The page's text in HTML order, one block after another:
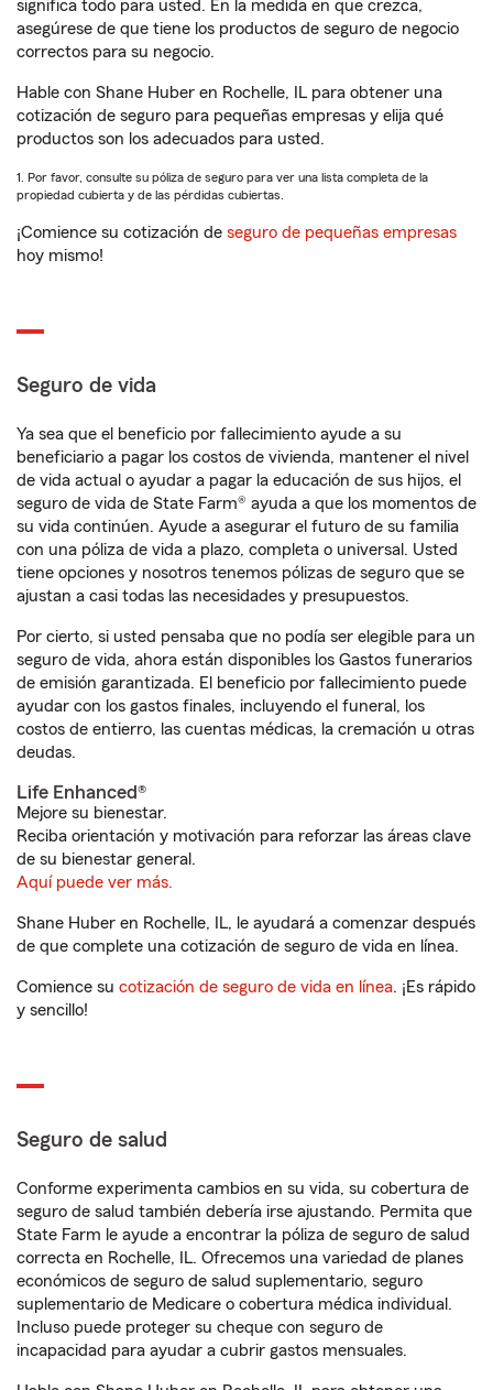
significa todo para usted. En la medida en que crezca,
asegúrese de que tiene los productos de seguro de negocio
correctos para su negocio.
Hable con Shane Huber en Rochelle, IL para obtener una
cotización de seguro para pequeñas empresas y elija qué
productos son los adecuados para usted.
1. Por favor, consulte su póliza de seguro para ver una lista completa de la
propiedad cubierta y de las pérdidas cubiertas.
¡Comience su cotización de seguro de pequeñas empresas
hoy mismo!
Seguro de vida
Ya sea que el beneficio por fallecimiento ayude a su
beneficiario a pagar los costos de vivienda, mantener el nivel
de vida actual o ayudar a pagar la educación de sus hijos, el
seguro de vida de State Farm® ayuda a que los momentos de
su vida continúen. Ayude a asegurar el futuro de su familia
con una póliza de vida a plazo, completa o universal. Usted
tiene opciones y nosotros tenemos pólizas de seguro que se
ajustan a casi todas las necesidades y presupuestos.
Por cierto, si usted pensaba que no podía ser elegible para un
seguro de vida, ahora están disponibles los Gastos funerarios
de emisión garantizada. El beneficio por fallecimiento puede
ayudar con los gastos finales, incluyendo el funeral, los
costos de entierro, las cuentas médicas, la cremación u otras
deudas.
Life Enhanced®
Mejore su bienestar.
Reciba orientación y motivación para reforzar las áreas clave
de su bienestar general.
Aquí puede ver más.
Shane Huber en Rochelle, IL, le ayudará a comenzar después
de que complete una cotización de seguro de vida en línea.
Comience su cotización de seguro de vida en línea. ¡Es rápido
y sencillo!
Seguro de salud
Conforme experimenta cambios en su vida, su cobertura de
seguro de salud también debería irse ajustando. Permita que
State Farm le ayude a encontrar la póliza de seguro de salud
correcta en Rochelle, IL. Ofrecemos una variedad de planes
económicos de seguro de salud suplementario, seguro
suplementario de Medicare o cobertura médica individual.
Incluso puede proteger su cheque con seguro de
incapacidad para ayudar a cubrir gastos mensuales.